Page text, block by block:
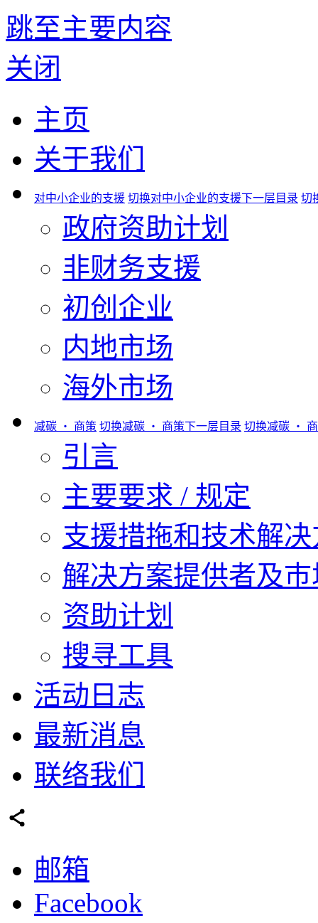
跳至主要内容
关闭
主页
关于我们
对中小企业的支援 切换对中小企业的支援下一层目录 切
政府资助计划
非财务支援
初创企业
内地市场
海外市场
减碳 ‧ 商策 切换减碳 ‧ 商策下一层目录 切换减碳 ‧
引言
主要要求 / 规定
支援措拖和技术解
解决方案提供者及
资助计划
搜寻工具
活动日志
最新消息
联络我们
邮箱
Facebook